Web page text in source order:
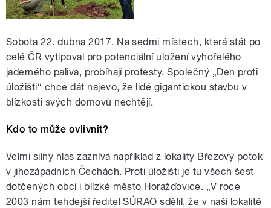
Sobota 22. dubna 2017. Na sedmi místech, která stát po
celé ČR vytipoval pro potenciální uložení vyhořelého
jaderného paliva, probíhají protesty. Společný „Den proti
úložišti“ chce dát najevo, že lidé gigantickou stavbu v
blízkosti svých domovů nechtějí.
Kdo to může ovlivnit?
Velmi silný hlas zaznívá například z lokality Březový potok
v jihozápadních Čechách. Proti úložišti je tu všech šest
dotčených obcí i blízké město Horažďovice. „V roce
2003 nám tehdejší ředitel SÚRAO sdělil, že v naší lokalitě